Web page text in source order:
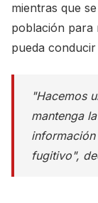
mientras que
población para
pueda
"Hacemos
mantenga
fugitivo",